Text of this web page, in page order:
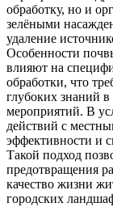
обработку, но и
зелёными
удаление
Особенности
влияют на
обработки, что
глубоких знаний
мероприятий. В
действий с
эффективности и
Такой подход
предотвращения
качество жизни
городских